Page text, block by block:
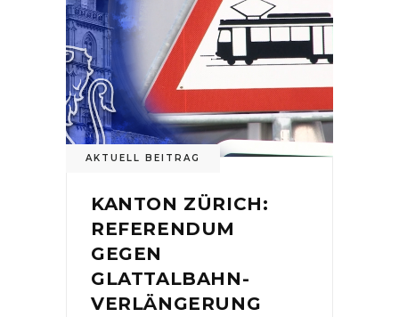
AKTUELL BEITRAG
KANTON ZÜRICH:
REFERENDUM
GEGEN
GLATTALBAHN-
VERLÄNGERUNG